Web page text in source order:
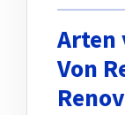
Arten
Von